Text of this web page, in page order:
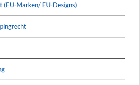
(EU-Marken/ EU-Designs)